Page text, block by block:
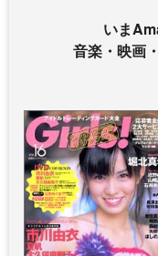
いま
音楽・映画